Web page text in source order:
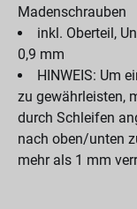
Madenschrauben
inkl. Oberteil,
0,9 mm
HINWEIS: Um
zu gewährleisten,
durch Schleifen
nach oben/unten
mehr als 1 mm